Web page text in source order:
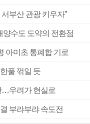
부산 관광 키우자”
양수도 도약의 전환점
아미초 통폐합 기로
풀 꺾일 듯
…우려가 현실로
부랴부랴 속도전